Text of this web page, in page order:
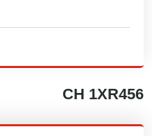
CH 1XR456